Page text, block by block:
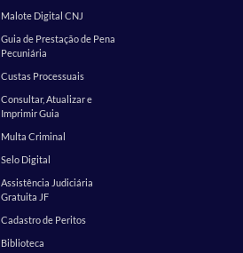
Malote Digital CNJ
Guia de Prestação de Pena
Pecuniária
Custas Processuais
Consultar, Atualizar e
Imprimir Guia
Multa Criminal
Selo Digital
Assistência Judiciária
Gratuita JF
Cadastro de Peritos
Biblioteca